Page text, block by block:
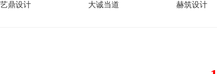
艺鼎设计
大诚当道 赫筑设计